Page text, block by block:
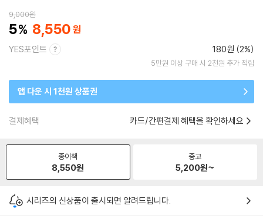
9,000원
5 8,550
YES포인트 180원 (2%)
5만원 이상 구매 시 2천원 추가 적립
앱 다운 시 1천원 상품권
결제혜택 카드/간편결제 혜택을 확인하세요
종이책
8,550원
중고
5,200원~
시리즈의 신상품이 출시되면 알려드립니다.